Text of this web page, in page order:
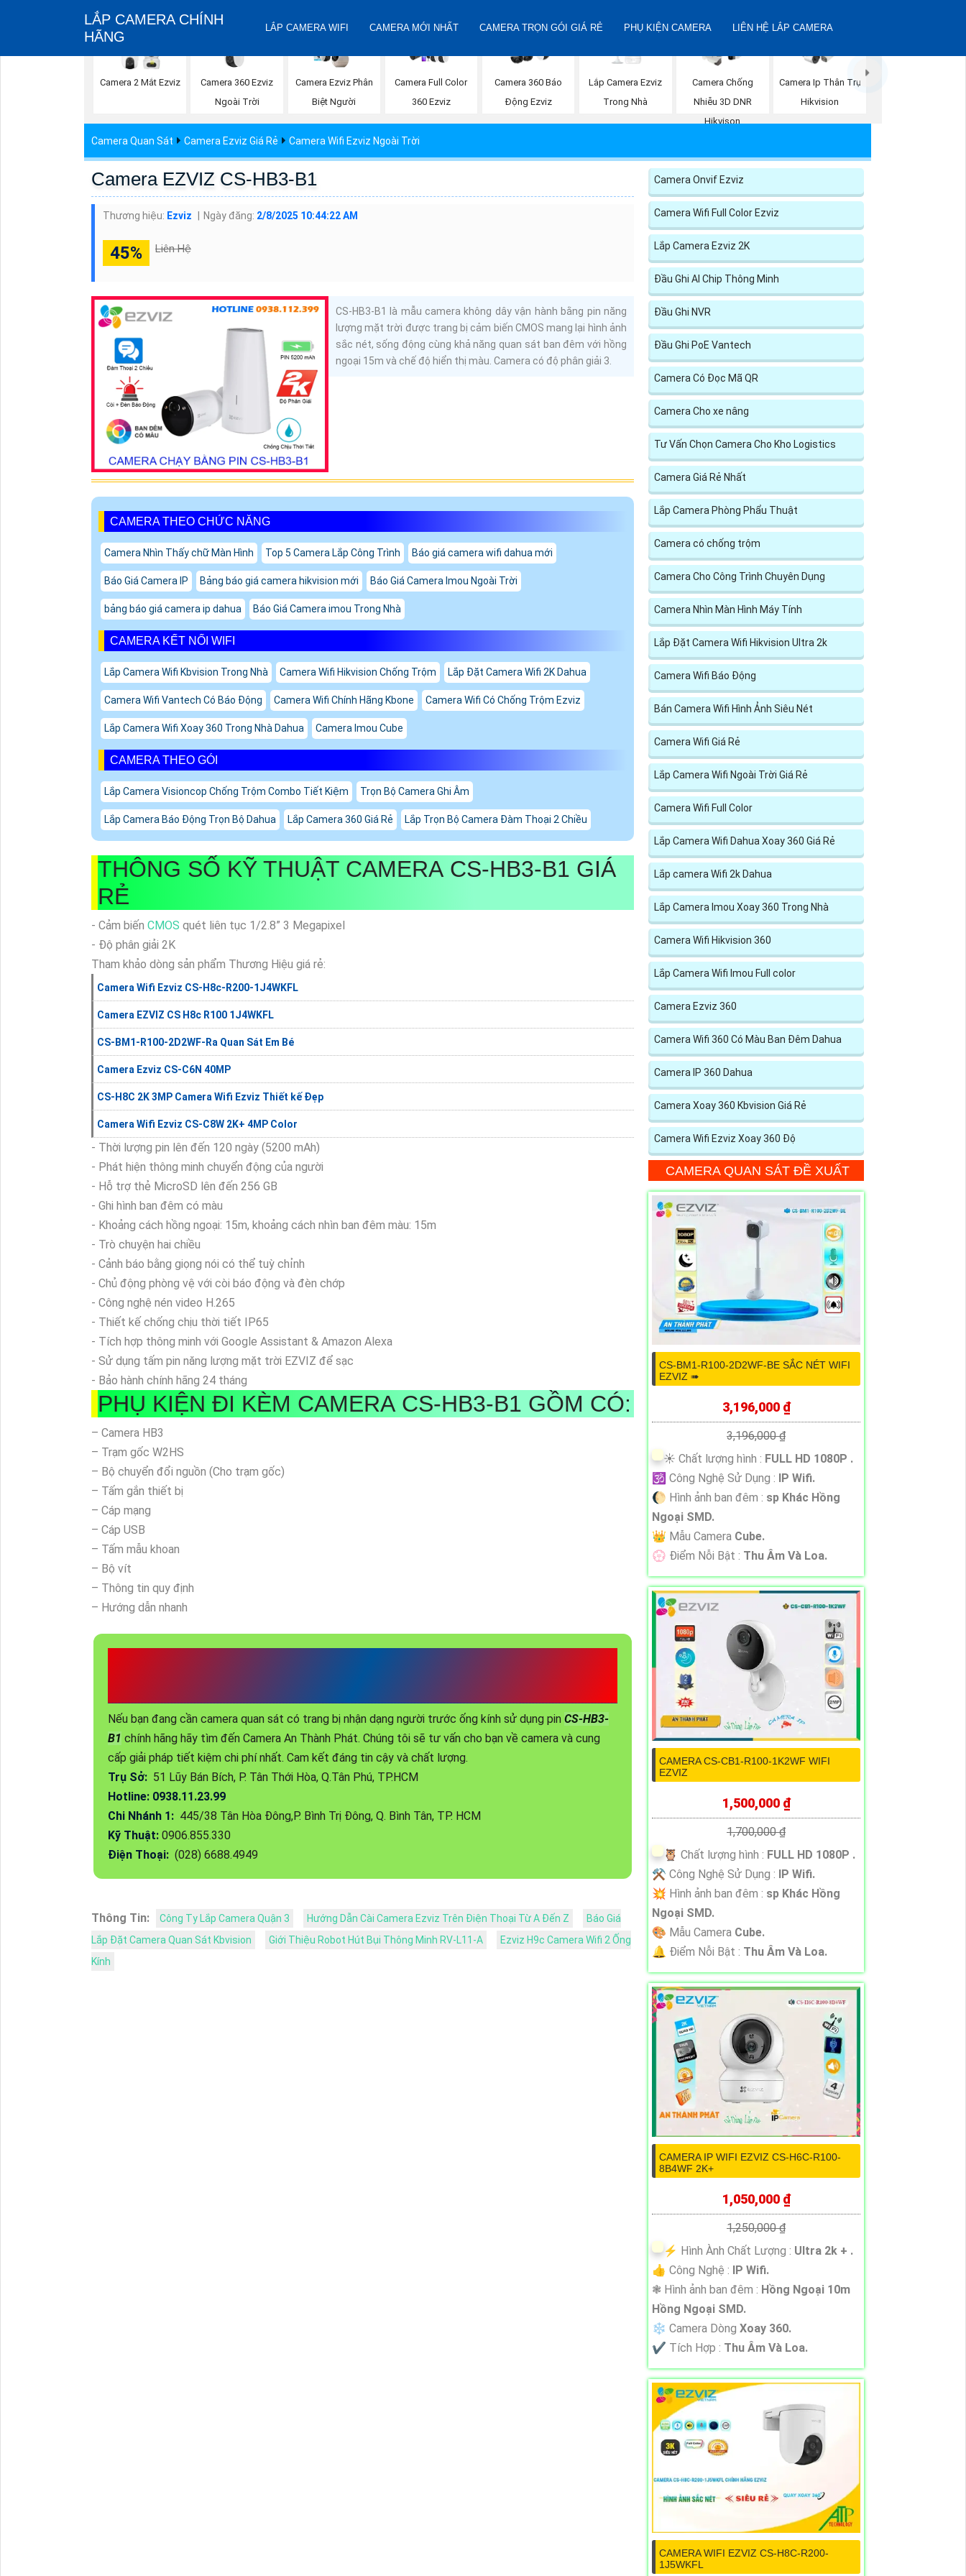
LẮP CAMERA CHÍNH
HÃNG
LẮP CAMERA WIFI CAMERA MỚI NHẤT CAMERA TRỌN GÓI GIÁ RẺ PHỤ KIỆN CAMERA LIÊN HỆ LẮP CAMERA
Camera 2 Mắt Ezviz
Camera 360 Ezviz
Ngoài Trời
Camera Ezviz Phân
Biệt Người
Camera Full Color
360 Ezviz
Camera 360 Báo
Động Ezviz
Lắp Camera Ezviz
Trong Nhà
Camera Chống
Nhiễu 3D DNR
Hikvison
Camera Ip Thân Trụ
Hikvision
Camera Quan Sát Camera Ezviz Giá Rẻ Camera Wifi Ezviz Ngoài Trời
Camera EZVIZ CS-HB3-B1
Thương hiệu: Ezviz Ngày đăng: 2/8/2025 10:44:22 AM
45% Liên Hệ
CS-HB3-B1 là mẫu camera không dây vận hành bằng pin năng
lượng mặt trời được trang bị cảm biến CMOS mang lại hình ảnh
sắc nét, sống động cùng khả năng quan sát ban đêm với hồng
ngoại 15m và chế độ hiển thị màu. Camera có độ phân giải 3.
CAMERA THEO CHỨC NĂNG
Camera Nhìn Thấy chữ Màn Hình Top 5 Camera Lắp Công Trình Báo giá camera wifi dahua mới
Báo Giá Camera IP Bảng báo giá camera hikvision mới Báo Giá Camera Imou Ngoài Trời
bảng báo giá camera ip dahua Báo Giá Camera imou Trong Nhà
CAMERA KẾT NỐI WIFI
Lắp Camera Wifi Kbvision Trong Nhà Camera Wifi Hikvision Chống Trộm Lắp Đặt Camera Wifi 2K Dahua
Camera Wifi Vantech Có Báo Động Camera Wifi Chính Hãng Kbone Camera Wifi Có Chống Trộm Ezviz
Lắp Camera Wifi Xoay 360 Trong Nhà Dahua Camera Imou Cube
CAMERA THEO GÓI
Lắp Camera Visioncop Chống Trộm Combo Tiết Kiệm Trọn Bộ Camera Ghi Âm
Lắp Camera Báo Động Trọn Bộ Dahua Lắp Camera 360 Giá Rẻ Lắp Trọn Bộ Camera Đàm Thoại 2 Chiều
THÔNG SỐ KỸ THUẬT CAMERA CS-HB3-B1 GIÁ
RẺ
- Cảm biến CMOS quét liên tục 1/2.8” 3 Megapixel
- Độ phân giải 2K
Tham khảo dòng sản phẩm Thương Hiệu giá rẻ:
Camera Wifi Ezviz CS-H8c-R200-1J4WKFL
Camera EZVIZ CS H8c R100 1J4WKFL
CS-BM1-R100-2D2WF-Ra Quan Sát Em Bé
Camera Ezviz CS-C6N 40MP
CS-H8C 2K 3MP Camera Wifi Ezviz Thiết kế Đẹp
Camera Wifi Ezviz CS-C8W 2K+ 4MP Color
- Thời lượng pin lên đến 120 ngày (5200 mAh)
- Phát hiện thông minh chuyển động của người
- Hỗ trợ thẻ MicroSD lên đến 256 GB
- Ghi hình ban đêm có màu
- Khoảng cách hồng ngoại: 15m, khoảng cách nhìn ban đêm màu: 15m
- Trò chuyện hai chiều
- Cảnh báo bằng giọng nói có thể tuỳ chỉnh
- Chủ động phòng vệ với còi báo động và đèn chớp
- Công nghệ nén video H.265
- Thiết kế chống chịu thời tiết IP65
- Tích hợp thông minh với Google Assistant & Amazon Alexa
- Sử dụng tấm pin năng lượng mặt trời EZVIZ để sạc
- Bảo hành chính hãng 24 tháng
PHỤ KIỆN ĐI KÈM CAMERA CS-HB3-B1 GỒM CÓ:
– Camera HB3
– Trạm gốc W2HS
– Bộ chuyển đổi nguồn (Cho trạm gốc)
– Tấm gắn thiết bị
– Cáp mạng
– Cáp USB
– Tấm mẫu khoan
– Bộ vít
– Thông tin quy định
– Hướng dẫn nhanh
Nếu bạn đang cần camera quan sát có trang bị nhận dạng người trước ống kính sử dụng pin CS-HB3-
B1 chính hãng hãy tìm đến Camera An Thành Phát. Chúng tôi sẽ tư vấn cho bạn về camera và cung
cấp giải pháp tiết kiệm chi phí nhất. Cam kết đáng tin cậy và chất lượng.
Trụ Sở: 51 Lũy Bán Bích, P. Tân Thới Hòa, Q.Tân Phú, TP.HCM
Hotline: 0938.11.23.99
Chi Nhánh 1: 445/38 Tân Hòa Đông,P. Bình Trị Đông, Q. Bình Tân, TP. HCM
Kỹ Thuật: 0906.855.330
Điện Thoại: (028) 6688.4949
Thông Tin: Công Ty Lắp Camera Quận 3 Hướng Dẫn Cài Camera Ezviz Trên Điện Thoại Từ A Đến Z
Báo Giá
Lắp Đặt Camera Quan Sát Kbvision
Giới Thiệu Robot Hút Bụi Thông Minh RV-L11-A
Ezviz H9c Camera Wifi 2 Ống
Kính
Camera Onvif Ezviz
Camera Wifi Full Color Ezviz
Lắp Camera Ezviz 2K
Đầu Ghi AI Chip Thông Minh
Đầu Ghi NVR
Đầu Ghi PoE Vantech
Camera Có Đọc Mã QR
Camera Cho xe nâng
Tư Vấn Chọn Camera Cho Kho Logistics
Camera Giá Rẻ Nhất
Lắp Camera Phòng Phẩu Thuật
Camera có chống trộm
Camera Cho Công Trình Chuyên Dụng
Camera Nhìn Màn Hình Máy Tính
Lắp Đặt Camera Wifi Hikvision Ultra 2k
Camera Wifi Báo Động
Bán Camera Wifi Hình Ảnh Siêu Nét
Camera Wifi Giá Rẻ
Lắp Camera Wifi Ngoài Trời Giá Rẻ
Camera Wifi Full Color
Lắp Camera Wifi Dahua Xoay 360 Giá Rẻ
Lắp camera Wifi 2k Dahua
Lắp Camera Imou Xoay 360 Trong Nhà
Camera Wifi Hikvision 360
Lắp Camera Wifi Imou Full color
Camera Ezviz 360
Camera Wifi 360 Có Màu Ban Đêm Dahua
Camera IP 360 Dahua
Camera Xoay 360 Kbvision Giá Rẻ
Camera Wifi Ezviz Xoay 360 Độ
CAMERA QUAN SÁT ĐỀ XUẤT
CS-BM1-R100-2D2WF-BE SẮC NÉT WIFI
EZVIZ ➠
3,196,000 ₫
3,196,000 ₫
☀️ Chất lượng hình : FULL HD 1080P .
🕉️ Công Nghệ Sử Dụng :
IP Wifi.
🌔 Hình ảnh ban đêm : sp Khác Hồng
Ngoại SMD.
👑 Mẫu Camera Cube.
️💮 Điểm Nỗi Bật : Thu Âm Và Loa.
CAMERA CS-CB1-R100-1K2WF WIFI
EZVIZ
1,500,000 ₫
1,700,000 ₫
🦉 Chất lượng hình : FULL HD 1080P .
⚒ Công Nghệ Sử Dụng : IP Wifi.
💥 Hình ảnh ban đêm : sp Khác Hồng
Ngoại SMD.
🎨 Mẫu Camera Cube.
️🔔 Điểm Nỗi Bật : Thu Âm Và Loa.
CAMERA IP WIFI EZVIZ CS-H6C-R100-
8B4WF 2K+
1,050,000 ₫
1,250,000 ₫
️⚡ Hình Ành Chất Lượng : Ultra 2k + .
👍 Công Nghệ : IP Wifi.
❃ Hình ảnh ban đêm : Hồng Ngoại 10m
Hồng Ngoại SMD.
❄ Camera Dòng Xoay 360.
️✔️ Tích Hợp : Thu Âm Và Loa.
CAMERA WIFI EZVIZ CS-H8C-R200-
1J5WKFL